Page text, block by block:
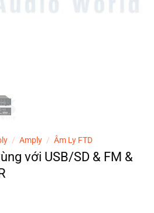
/ Amply / Âm Ly FTD
với USB/SD & FM &